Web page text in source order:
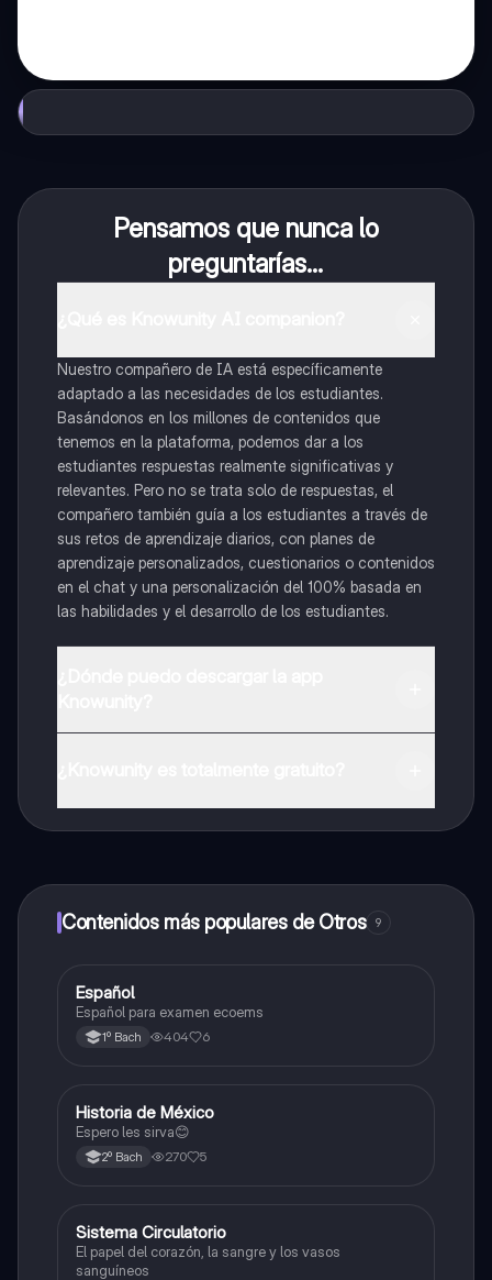
Pensamos que nunca lo
preguntarías...
Nuestro compañero de IA está específicamente
adaptado a las necesidades de los estudiantes.
Basándonos en los millones de contenidos que
tenemos en la plataforma, podemos dar a los
estudiantes respuestas realmente significativas y
relevantes. Pero no se trata solo de respuestas, el
compañero también guía a los estudiantes a través de
sus retos de aprendizaje diarios, con planes de
aprendizaje personalizados, cuestionarios o contenidos
en el chat y una personalización del 100% basada en
las habilidades y el desarrollo de los estudiantes.
a determinadas funciones.
Contenidos más populares de Otros 9
Otros
Español
Español para examen ecoems
1º Bach 404 6
Otros
Historia de México
Espero les sirva😊
2º Bach 270 5
Otros
Sistema Circulatorio
El papel del corazón, la sangre y los vasos
sanguíneos